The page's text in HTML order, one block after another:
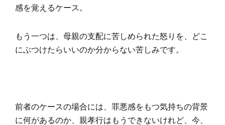
感を覚えるケース。
もう一つは、母親の支配に苦しめられた怒りを、どこ
にぶつけたらいいのか分からない苦しみです。
前者のケースの場合には、罪悪感をもつ気持ちの背景
に何があるのか、親孝行はもうできないけれど、今、